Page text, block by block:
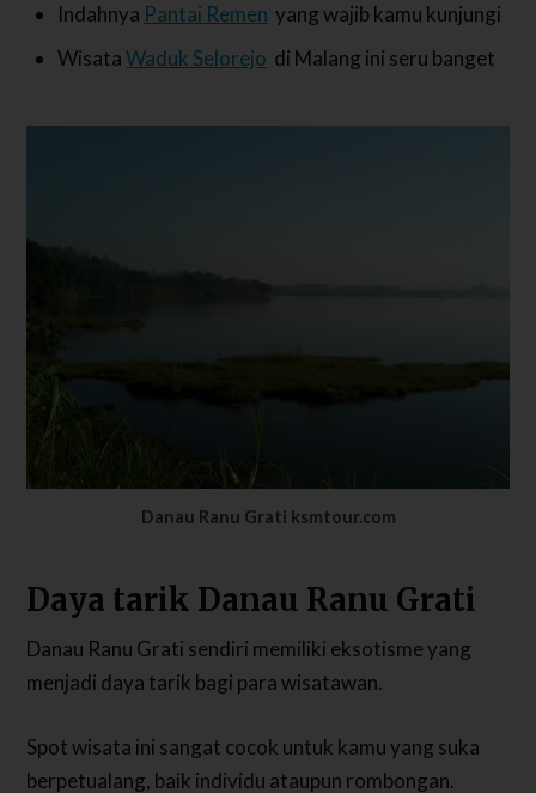
Indahnya Pantai Remen yang wajib kamu kunjungi
WisataWaduk Selorejo di Malang ini seru banget
Danau Ranu Grati ksmtour.com
Daya tarik Danau Ranu Grati
Danau Ranu Grati sendiri memiliki eksotisme yang
menjadi daya tarik bagi para wisatawan.
Spot wisata ini sangat cocok untuk kamu yang suka
berpetualang, baik individu ataupun rombongan.